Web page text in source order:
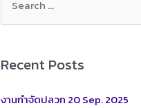
r
h
Recent Posts
งานกำจัดปลวก 20 Sep. 2025